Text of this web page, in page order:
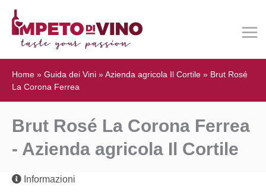
Home » Guida dei Vini »Azienda agricola Il Cortile » Brut Rosé
La Corona Ferrea
Brut Rosé La Corona Ferrea
- Azienda agricola Il Cortile
Informazioni